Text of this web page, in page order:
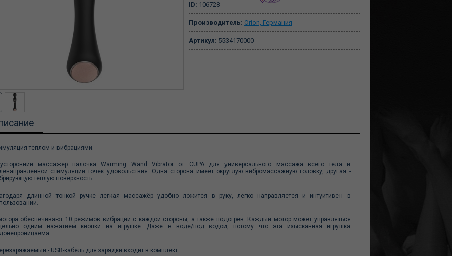
ID: 106728
Производитель: Orion, Германия
Артикул: 5534170000
теплом и вибрациями.
массажёр палочка Warming Wand Vibrator от CUPA для универсального массажа всего тела и
стимуляции точек удовольствия. Одна сторона имеет округлую вибромассажную головку, другая -
теплую поверхность.
длинной тонкой ручке легкая массажёр удобно ложится в руку, легко направляется и интуитивен в
обеспечивают 10 режимов вибрации с каждой стороны, а также подогрев. Каждый мотор может управляться
одним нажатием кнопки на игрушке. Даже в воде/под водой, потому что эта изысканная игрушка
- USB-кабель для зарядки входит в комплект.